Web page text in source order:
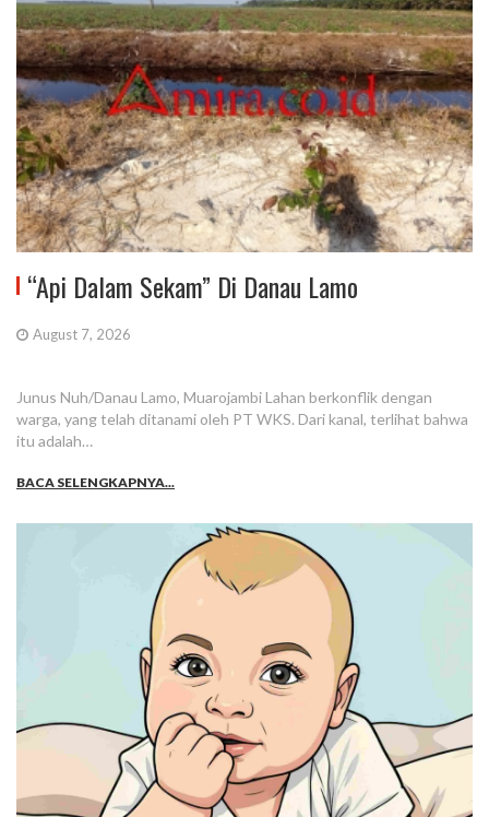
“Api Dalam Sekam” Di Danau Lamo
August 7, 2026
Junus Nuh/Danau Lamo, Muarojambi Lahan berkonflik dengan
warga, yang telah ditanami oleh PT WKS. Dari kanal, terlihat bahwa
itu adalah…
BACA SELENGKAPNYA...